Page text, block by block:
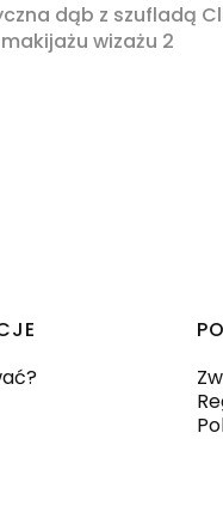
dąb z szufladą
wizażu 2